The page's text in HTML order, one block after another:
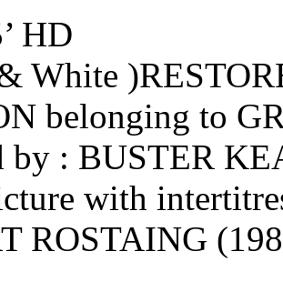
HD
White
belonging to
by : BUSTER
with
ROSTAING